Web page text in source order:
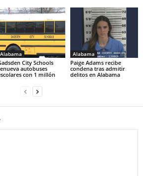
Alabama
City Schools
autobuses
con 1 millón
Alabama
Paige Adams recibe
condena tras admitir
delitos en Alabama